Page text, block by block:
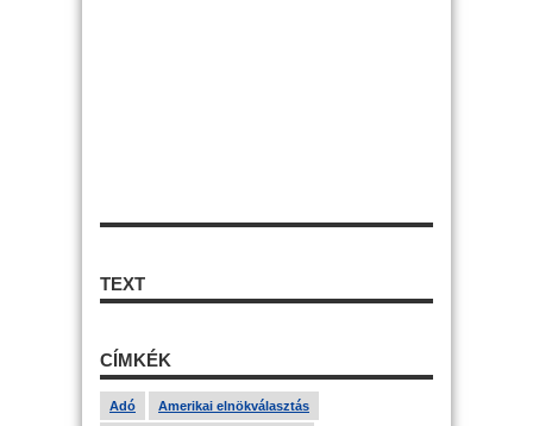
TEXT
CÍMKÉK
Adó Amerikai elnökválasztás